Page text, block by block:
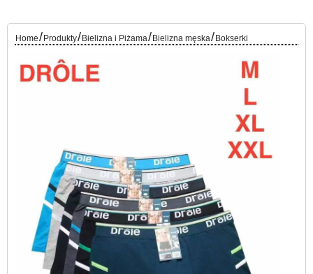
Home/ Produkty/ Bielizna i Piżama/ Bielizna męska/ Bokserki